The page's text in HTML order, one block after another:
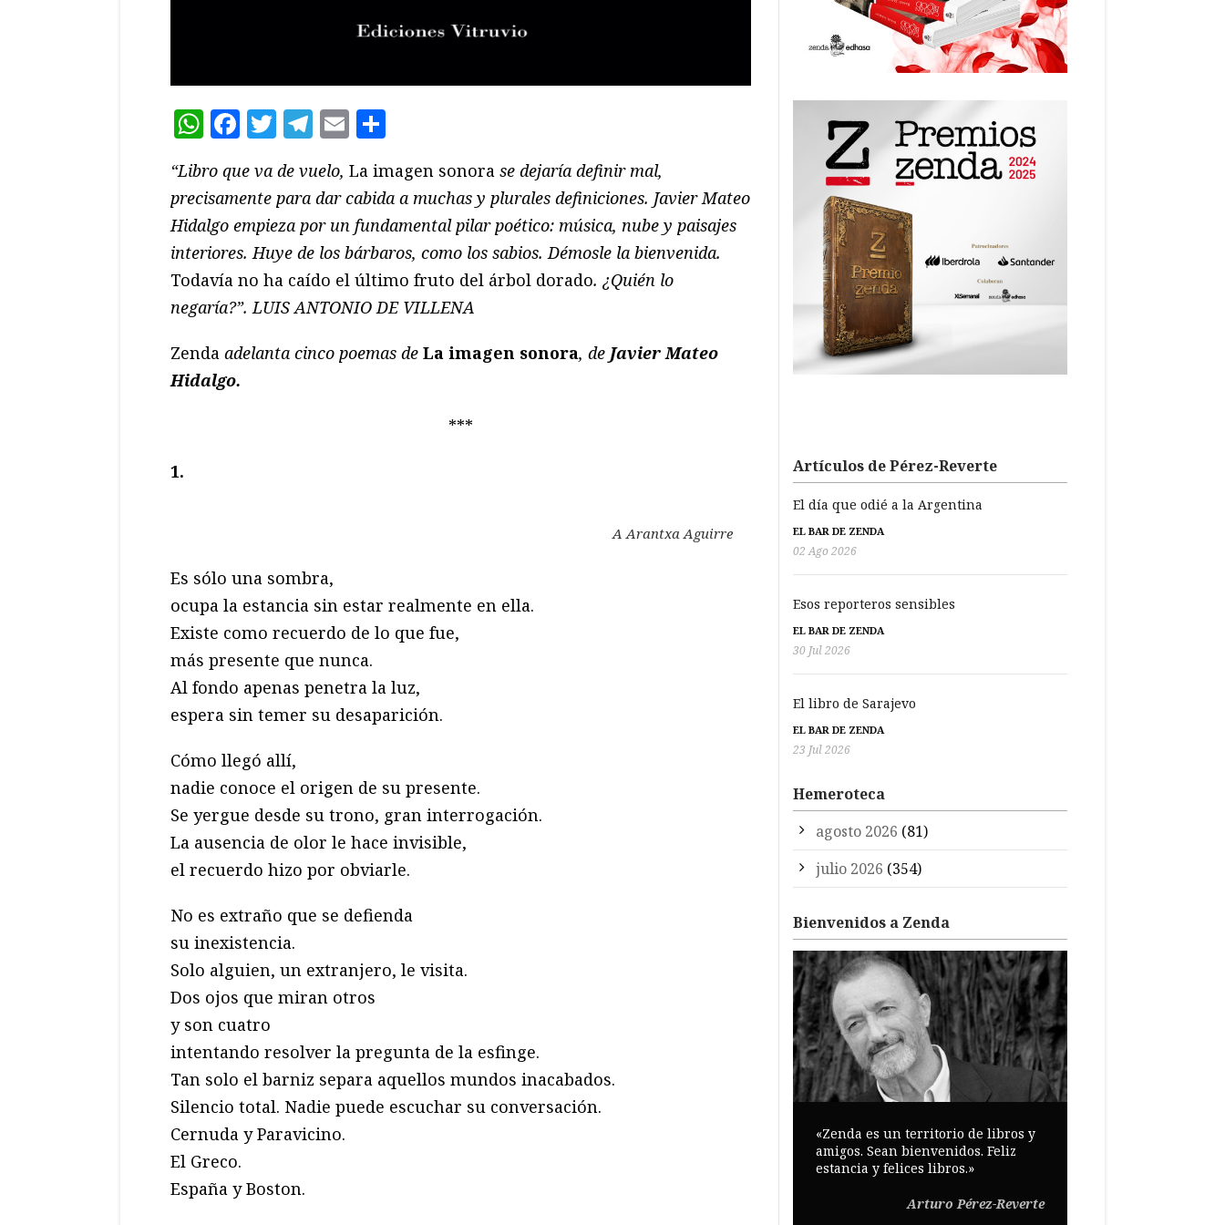
WhatsApp
Facebook
Twitter
Telegram
Email
“Libro que va de vuelo, La imagen sonora se dejaría definir mal,
precisamente para dar cabida a muchas y plurales definiciones. Javier Mateo
Hidalgo empieza por un fundamental pilar poético: música, nube y paisajes
interiores. Huye de los bárbaros, como los sabios. Démosle la bienvenida.
Todavía no ha caído el último fruto del árbol dorado. ¿Quién lo
negaría?”. LUIS ANTONIO DE VILLENA
Zenda adelanta cinco poemas de La imagen sonora, de Javier Mateo
Hidalgo.
***
1.
A Arantxa Aguirre
Es sólo una sombra,
ocupa la estancia sin estar realmente en ella.
Existe como recuerdo de lo que fue,
más presente que nunca.
Al fondo apenas penetra la luz,
espera sin temer su desaparición.
Cómo llegó allí,
nadie conoce el origen de su presente.
Se yergue desde su trono, gran interrogación.
La ausencia de olor le hace invisible,
el recuerdo hizo por obviarle.
No es extraño que se defienda
su inexistencia.
Solo alguien, un extranjero, le visita.
Dos ojos que miran otros
y son cuatro
intentando resolver la pregunta de la esfinge.
Tan solo el barniz separa aquellos mundos inacabados.
Silencio total. Nadie puede escuchar su conversación.
Cernuda y Paravicino.
El Greco.
España y Boston.
Artículos de Pérez-Reverte
El día que odié a la Argentina
EL BAR DE ZENDA
02 Ago 2026
Esos reporteros sensibles
EL BAR DE ZENDA
30 Jul 2026
El libro de Sarajevo
EL BAR DE ZENDA
23 Jul 2026
Hemeroteca
agosto 2026 (81)
julio 2026 (354)
Bienvenidos a Zenda
«Zenda es un territorio de libros y
amigos. Sean bienvenidos. Feliz
estancia y felices libros.»
Arturo Pérez-Reverte